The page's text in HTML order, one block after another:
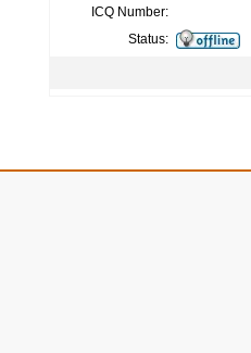
ICQ Number:
Status: